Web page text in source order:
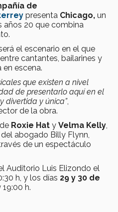
de
presenta Chicago, un
años 20 que combina
el escenario en el que
, entre cantantes, bailarines y
en escena.
que existen a nivel
de presentarlo aquí en el
divertida y única”,
de la obra.
Roxie Hat y Velma Kelly
abogado Billy Flynn,
de un espectáculo
Auditorio Luis Elizondo el
h, y los días 29 y 30 de
19:00 h.